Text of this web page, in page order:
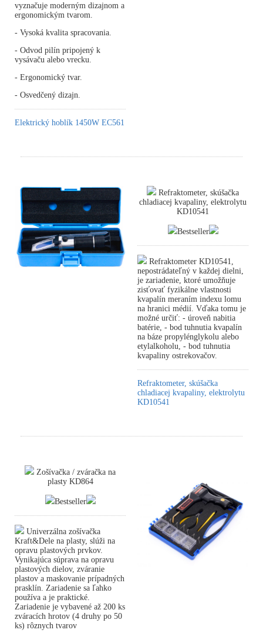
vyznačuje moderným dizajnom a
ergonomickým tvarom.
- Vysoká kvalita spracovania.
- Odvod pilín pripojený k
vysávaču alebo vrecku.
- Ergonomický tvar.
- Osvedčený dizajn.
Elektrický hoblík 1450W EC561
Refraktometer, skúšačka
chladiacej kvapaliny, elektrolytu
KD10541
Bestseller
Refraktometer KD10541,
nepostrádateľný v každej dielni,
je zariadenie, ktoré umožňuje
zisťovať fyzikálne vlastnosti
kvapalín meraním indexu lomu
na hranici médií. Vďaka tomu je
možné určiť: - úroveň nabitia
batérie, - bod tuhnutia kvapalín
na báze propylénglykolu alebo
etylalkoholu, - bod tuhnutia
kvapaliny ostrekovačov.
Refraktometer, skúšačka
chladiacej kvapaliny, elektrolytu
KD10541
Zošívačka / zváračka na
plasty KD864
Bestseller
Univerzálna zošívačka
Kraft&Dele na plasty, slúži na
opravu plastových prvkov.
Vynikajúca súprava na opravu
plastových dielov, zváranie
plastov a maskovanie prípadných
prasklín. Zariadenie sa ľahko
používa a je praktické.
Zariadenie je vybavené až 200 ks
zváracích hrotov (4 druhy po 50
ks) rôznych tvarov